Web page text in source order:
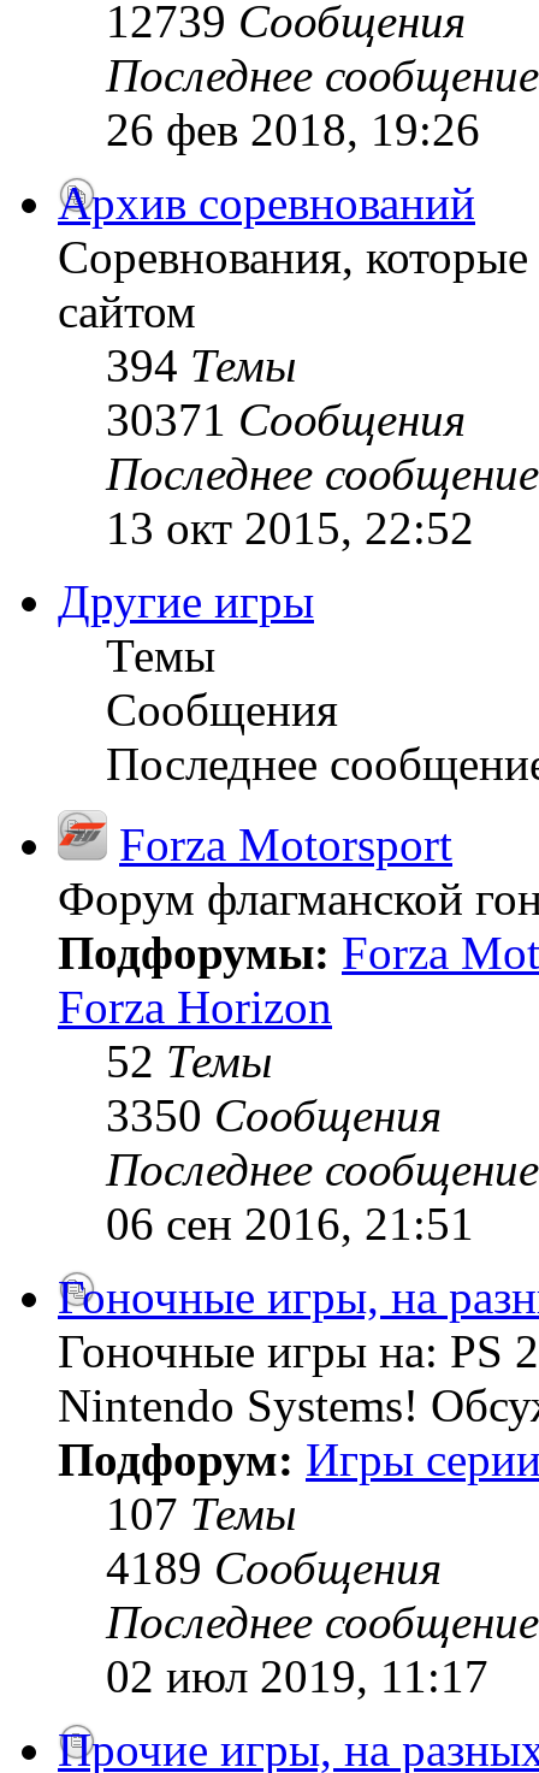
12739 Сообщения
Последнее сообщение
26 фев 2018, 19:26
Архив соревнований
Соревнования,
сайтом
394 Темы
30371 Сообщения
Последнее сообщение
13 окт 2015, 22:52
Другие игры
Темы
Сообщения
Последнее
Forza Motorsport
Форум флагманской
Подфорумы: Forza
Forza Horizon
52 Темы
3350 Сообщения
Последнее сообщение
06 сен 2016, 21:51
Гоночные игры, на
Гоночные игры на: PS
Nintendo Systems!
Подфорум: Игры
107 Темы
4189 Сообщения
Последнее сообщение
02 июл 2019, 11:17
Прочие игры, на